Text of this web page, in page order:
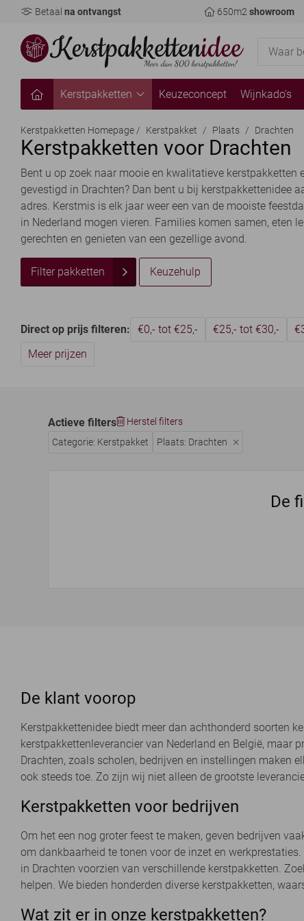
Betaal na ontvangst 650m2showroom
Kerstpakketten Keuzeconcept Wijnkado's
Kerstpakketten Homepage / Kerstpakket / Plaats / Drachten
Kerstpakketten voor Drachten
Bent u op zoek naar mooie en kwalitatieve kerstpakketten
gevestigd in Drachten? Dan bent u bij kerstpakkettenidee
adres. Kerstmis is elk jaar weer een van de mooiste
in Nederland mogen vieren. Families komen samen, eten
gerechten en genieten van een gezellige avond.
Filter pakketten Keuzehulp
Direct op prijs filteren: €0,- tot €25,- €25,- tot €30,-
Meer prijzen
Actieve filters
Herstel filters
Categorie: Kerstpakket
Plaats: Drachten
De
De klant voorop
Kerstpakkettenidee biedt meer dan achthonderd soorten
kerstpakkettenleverancier van Nederland en België, maar
Drachten, zoals scholen, bedrijven en instellingen maken
ook steeds toe. Zo zijn wij niet alleen de grootste
Kerstpakketten voor bedrijven
Om het een nog groter feest te maken, geven bedrijven
om dankbaarheid te tonen voor de inzet en
in Drachten voorzien van verschillende kerstpakketten.
helpen. We bieden honderden diverse kerstpakketten,
Wat zit er in onze kerstpakketten?